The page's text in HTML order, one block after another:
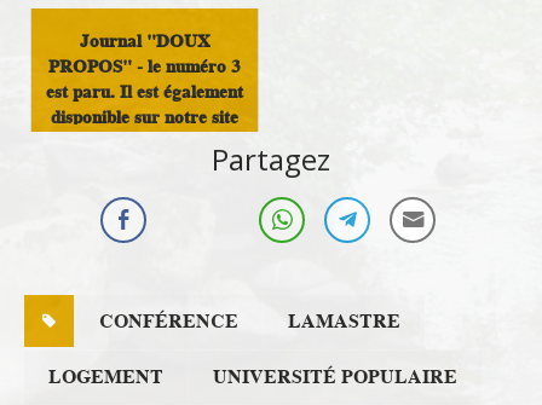
Journal "DOUX
PROPOS" - le numéro 3
est paru. Il est également
disponible sur notre site
Infos RassemblementPartagez
CONFÉRENCE LAMASTRE
LOGEMENT UNIVERSITÉ POPULAIRE